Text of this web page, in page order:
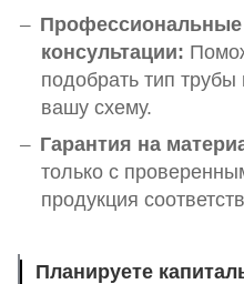
Профессиональные
консультации:
подобрать тип
вашу схему.
Гарантия на
только с
продукция
Планируете